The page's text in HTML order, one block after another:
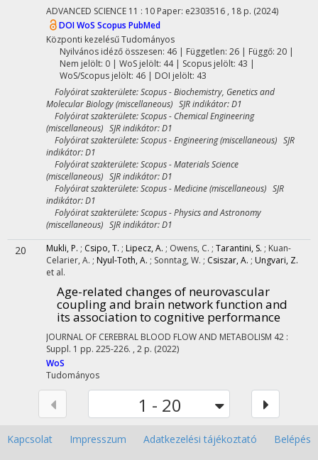
ADVANCED SCIENCE 11 : 10 Paper: e2303516 , 18 p. (2024)
DOIWoS Scopus PubMed
Központi kezelésűTudományos
Nyilvános idéző összesen: 46| Független: 26 | Függő: 20 |
Nem jelölt: 0 | WoS jelölt: 44 | Scopus jelölt: 43 |
WoS/Scopus jelölt: 46 | DOI jelölt: 43
Folyóirat szakterülete: Scopus - Biochemistry, Genetics and
Molecular Biology (miscellaneous) SJR indikátor: D1
Folyóirat szakterülete: Scopus - Chemical Engineering
(miscellaneous) SJR indikátor: D1
Folyóirat szakterülete: Scopus - Engineering (miscellaneous) SJR
indikátor: D1
Folyóirat szakterülete: Scopus - Materials Science
(miscellaneous) SJR indikátor: D1
Folyóirat szakterülete: Scopus - Medicine (miscellaneous) SJR
indikátor: D1
Folyóirat szakterülete: Scopus - Physics and Astronomy
(miscellaneous) SJR indikátor: D1
20 Mukli, P. ; Csipo, T. ; Lipecz, A. ; Owens, C. ; Tarantini, S. ; Kuan-
Celarier, A. ; Nyul-Toth, A. ; Sonntag, W. ; Csiszar, A. ; Ungvari, Z.
et al.
Age-related changes of neurovascular
coupling and brain network function and
its association to cognitive performance
JOURNAL OF CEREBRAL BLOOD FLOW AND METABOLISM 42 :
Suppl. 1 pp. 225-226. , 2 p. (2022)
WoS
Tudományos
1 - 20
Kapcsolat Impresszum Adatkezelési tájékoztató Belépés